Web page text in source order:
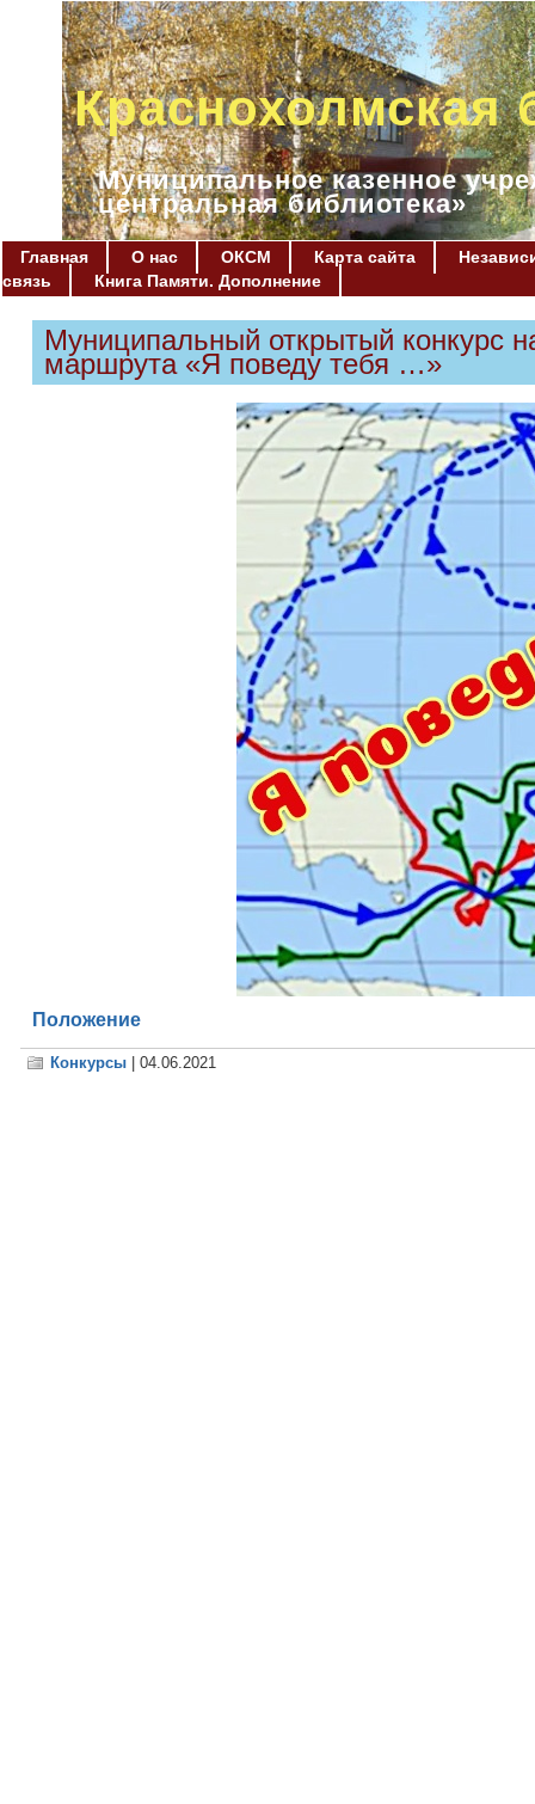
Краснохолмская
Муниципальное казенное
центральная библиотека»
Главная О нас ОКСМ Карта сайта
связь
Книга Памяти. Дополнение
Муниципальный открытый конкурс
маршрута «Я поведу тебя …»
Положение
Конкурсы | 04.06.2021